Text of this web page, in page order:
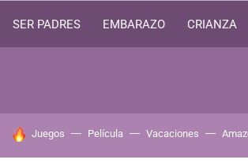
SER PADRES EMBARAZO CRIANZA
HOY SE HABLA DE
Juegos Película Vacaciones